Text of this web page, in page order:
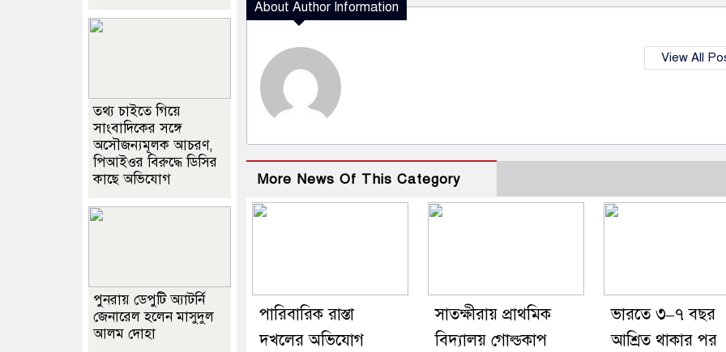
About Author Information
View All
More News Of This Category
পারিবারিক রাস্তা
দখলের অভিযোগ
সাতক্ষীরায় প্রাথমিক
বিদ্যালয় গোল্ডকাপ
ভারতে ৩–৭ বছর
আশ্রিত থাকার পর
তথ্য চাইতে গিয়ে
সাংবাদিকের সঙ্গে
অসৌজন্যমূলক আচরণ,
পিআইওর বিরুদ্ধে ডিসির
কাছে অভিযোগ
পুনরায় ডেপুটি অ্যাটর্নি
জেনারেল হলেন মাসুদুল
আলম দোহা